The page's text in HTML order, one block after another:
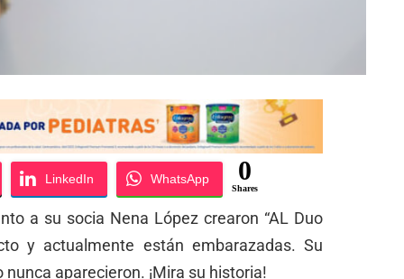
LinkedIn WhatsApp 0
Shares
a su socia Nena López crearon “AL Duo
y actualmente están embarazadas. Su
aparecieron. ¡Mira su historia!